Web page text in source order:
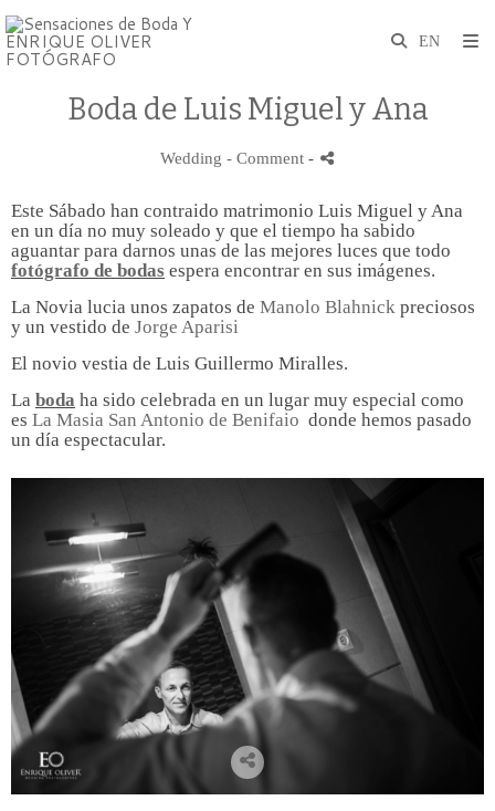
Boda de Luis Miguel y Ana
Wedding - Comment -
Este Sábado han contraido matrimonio Luis Miguel y Ana
en un día no muy soleado y que el tiempo ha sabido
aguantar para darnos unas de las mejores luces que todo
fotógrafo de bodas espera encontrar en sus imágenes.
La Novia lucia unos zapatos de Manolo Blahnick preciosos
y un vestido de Jorge Aparisi
El novio vestia de Luis Guillermo Miralles.
La boda ha sido celebrada en un lugar muy especial como
es La Masia San Antonio de Benifaio donde hemos pasado
un día espectacular.